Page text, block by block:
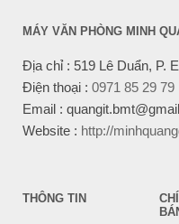
MÁY VĂN PHÒNG MINH
Địa chỉ : 519 Lê Duẩn, P.
Điện thoại : 0971 85 29 79
Email :
Website : http://
THÔNG TIN